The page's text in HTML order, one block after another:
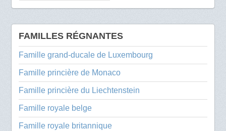
FAMILLES RÉGNANTES
Famille grand-ducale de Luxembourg
Famille princière de Monaco
Famille princière du Liechtenstein
Famille royale belge
Famille royale britannique